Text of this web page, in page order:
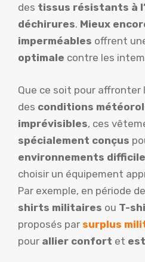
des tissus résistants à
déchirures. Mieux
imperméables offrent
optimale contre les
Que ce soit pour affronter
des conditions
imprévisibles, ces
spécialement conçus
environnements
choisir un équipement
Par exemple, en période
shirts militaires ou T-
proposés par surplus
pour allier confort et